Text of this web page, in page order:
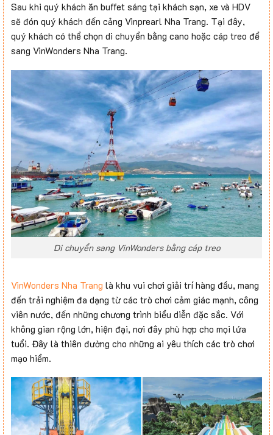
Sau khi quý khách ăn buffet sáng tại khách sạn, xe và HDV
sẽ đón quý khách đến cảng Vinprearl Nha Trang. Tại đây,
quý khách có thể chọn di chuyển bằng cano hoặc cáp treo để
sang VinWonders Nha Trang.
Di chuyển sang VinWonders bằng cáp treo
VinWonders Nha Trang là khu vui chơi giải trí hàng đầu, mang
đến trải nghiệm đa dạng từ các trò chơi cảm giác mạnh, công
viên nước, đến những chương trình biểu diễn đặc sắc. Với
không gian rộng lớn, hiện đại, nơi đây phù hợp cho mọi lứa
tuổi. Đây là thiên đường cho những ai yêu thích các trò chơi
mạo hiểm.